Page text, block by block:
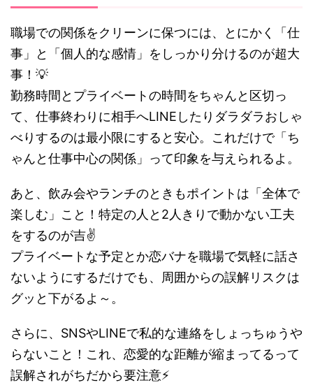
職場での関係をクリーンに保つには、とにかく「仕
事」と「個人的な感情」をしっかり分けるのが超大
事！💡
勤務時間とプライベートの時間をちゃんと区切っ
て、仕事終わりに相手へLINEしたりダラダラおしゃ
べりするのは最小限にすると安心。これだけで「ち
ゃんと仕事中心の関係」って印象を与えられるよ。
あと、飲み会やランチのときもポイントは「全体で
楽しむ」こと！特定の人と2人きりで動かない工夫
をするのが吉✌️
プライベートな予定とか恋バナを職場で気軽に話さ
ないようにするだけでも、周囲からの誤解リスクは
グッと下がるよ～。
さらに、SNSやLINEで私的な連絡をしょっちゅうや
らないこと！これ、恋愛的な距離が縮まってるって
誤解されがちだから要注意⚡